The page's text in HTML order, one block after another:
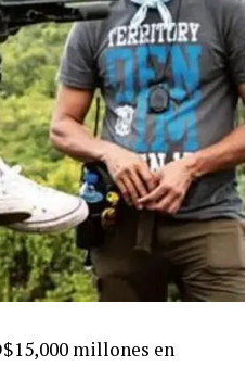
millones en